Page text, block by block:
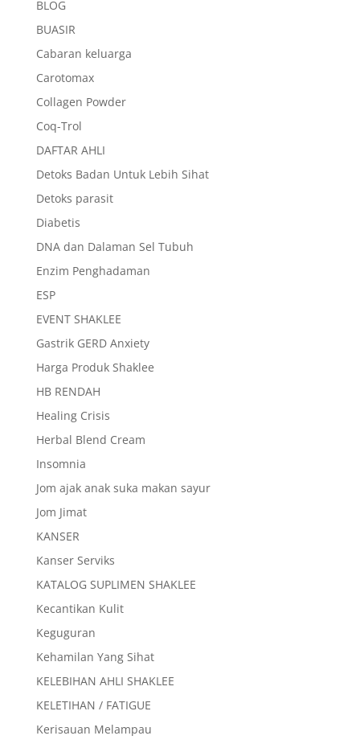
BLOG
BUASIR
Cabaran keluarga
Carotomax
Collagen Powder
Coq-Trol
DAFTAR AHLI
Detoks Badan Untuk Lebih Sihat
Detoks parasit
Diabetis
DNA dan Dalaman Sel Tubuh
Enzim Penghadaman
ESP
EVENT SHAKLEE
Gastrik GERD Anxiety
Harga Produk Shaklee
HB RENDAH
Healing Crisis
Herbal Blend Cream
Insomnia
Jom ajak anak suka makan sayur
Jom Jimat
KANSER
Kanser Serviks
KATALOG SUPLIMEN SHAKLEE
Kecantikan Kulit
Keguguran
Kehamilan Yang Sihat
KELEBIHAN AHLI SHAKLEE
KELETIHAN / FATIGUE
Kerisauan Melampau